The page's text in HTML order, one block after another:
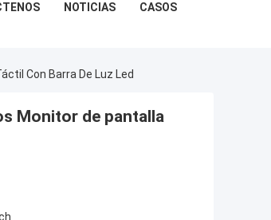
NOTICIAS CASOS
Con Barra De Luz Led
Monitor de pantalla